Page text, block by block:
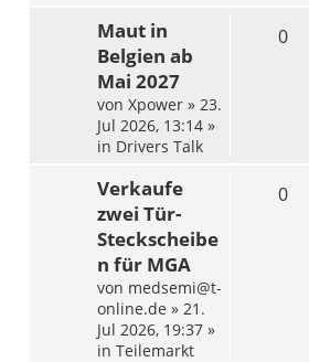
Maut in
Belgien ab
Mai 2027
von Xpower » 23.
Jul 2026, 13:14 »
in Drivers Talk
0
Verkaufe
zwei Tür-
Steckscheibe
n für MGA
von medsemi@t-
online.de » 21.
Jul 2026, 19:37 »
in Teilemarkt
0